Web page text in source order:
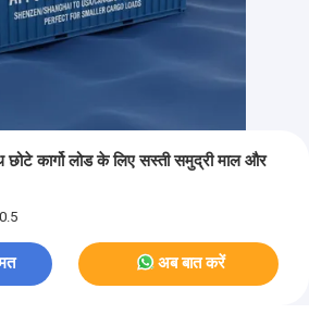
कार्गो लोड के लिए सस्ती समुद्री माल और
अब बात करें